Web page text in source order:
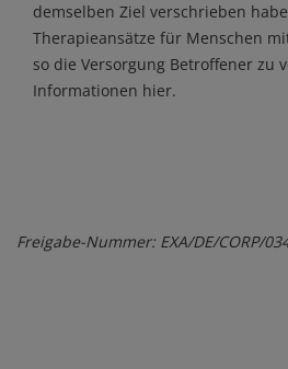
demselben Ziel verschrieben
Therapieansätze für Menschen
so die Versorgung Betroffener zu
Informationen hier.
Freigabe-Nummer: EXA/DE/CORP/